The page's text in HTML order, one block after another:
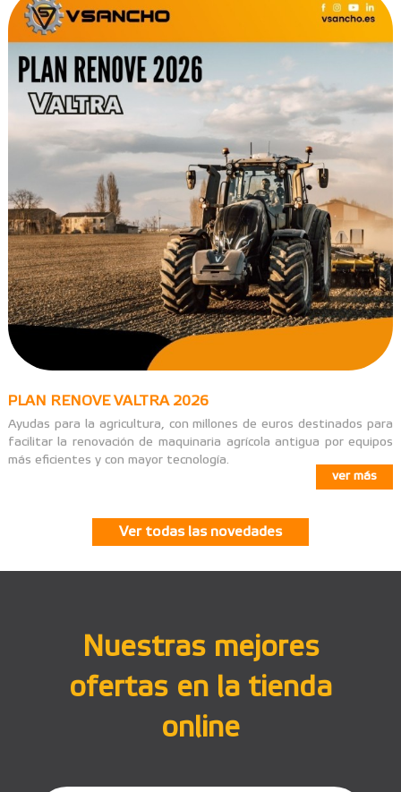
PLAN RENOVE VALTRA 2026
Ayudas para la agricultura, con millones de euros destinados para
facilitar la renovación de maquinaria agrícola antigua por equipos
más eficientes y con mayor tecnología.
ver más
Ver todas las novedades
Nuestras mejores
ofertas en la tienda
online